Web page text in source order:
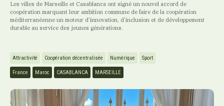
Les villes de Marseille et Casablanca ont signé un nouvel accord de
coopération marquant leur ambition commune de faire de la coopération
méditerranéenne un moteur d’innovation, d’inclusion et de développement
durable au service des jeunes générations.
Attractivité Coopération décentralisée Numérique Sport
France Maroc CASABLANCA MARSEILLE